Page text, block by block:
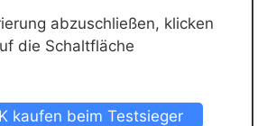
abzuschließen, klicken
die Schaltfläche
kaufen beim Testsieger